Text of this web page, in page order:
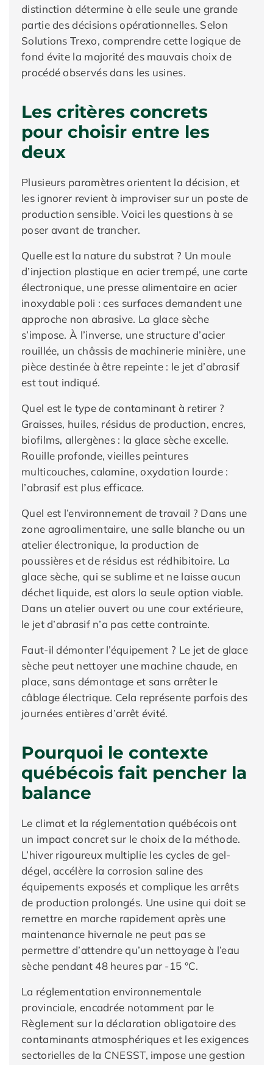
distinction détermine à elle seule une grande
partie des décisions opérationnelles. Selon
Solutions Trexo, comprendre cette logique de
fond évite la majorité des mauvais choix de
procédé observés dans les usines.
Les critères concrets
pour choisir entre les
deux
Plusieurs paramètres orientent la décision, et
les ignorer revient à improviser sur un poste de
production sensible. Voici les questions à se
poser avant de trancher.
Quelle est la nature du substrat ? Un moule
d’injection plastique en acier trempé, une carte
électronique, une presse alimentaire en acier
inoxydable poli : ces surfaces demandent une
approche non abrasive. La glace sèche
s’impose. À l’inverse, une structure d’acier
rouillée, un châssis de machinerie minière, une
pièce destinée à être repeinte : le jet d’abrasif
est tout indiqué.
Quel est le type de contaminant à retirer ?
Graisses, huiles, résidus de production, encres,
biofilms, allergènes : la glace sèche excelle.
Rouille profonde, vieilles peintures
multicouches, calamine, oxydation lourde :
l’abrasif est plus efficace.
Quel est l’environnement de travail ? Dans une
zone agroalimentaire, une salle blanche ou un
atelier électronique, la production de
poussières et de résidus est rédhibitoire. La
glace sèche, qui se sublime et ne laisse aucun
déchet liquide, est alors la seule option viable.
Dans un atelier ouvert ou une cour extérieure,
le jet d’abrasif n’a pas cette contrainte.
Faut-il démonter l’équipement ? Le jet de glace
sèche peut nettoyer une machine chaude, en
place, sans démontage et sans arrêter le
câblage électrique. Cela représente parfois des
journées entières d’arrêt évité.
Pourquoi le contexte
québécois fait pencher la
balance
Le climat et la réglementation québécois ont
un impact concret sur le choix de la méthode.
L’hiver rigoureux multiplie les cycles de gel-
dégel, accélère la corrosion saline des
équipements exposés et complique les arrêts
de production prolongés. Une usine qui doit se
remettre en marche rapidement après une
maintenance hivernale ne peut pas se
permettre d’attendre qu’un nettoyage à l’eau
sèche pendant 48 heures par -15 °C.
La réglementation environnementale
provinciale, encadrée notamment par le
Règlement sur la déclaration obligatoire des
contaminants atmosphériques et les exigences
sectorielles de la CNESST, impose une gestion